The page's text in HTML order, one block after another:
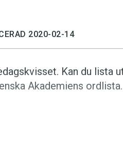
2020-02-14
Kan du lista
Akademiens